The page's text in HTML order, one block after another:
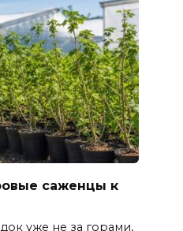
саженцы к
уже не за горами,